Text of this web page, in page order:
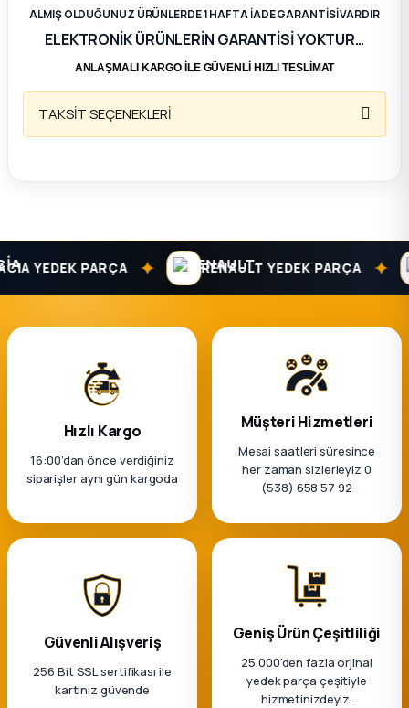
Parça
ALMIŞ OLDUĞUNUZ ÜRÜNLERDE 1 HAFTA İADE GARANTİSİ VARDIR
ELEKTRONİK ÜRÜNLERİN GARANTİSİ YOKTUR…
ANLAŞMALI KARGO İLE GÜVENLİ HIZLI TESLİMAT
TAKSİT SEÇENEKLERİ
YEDEK PARÇA ✦ RENAULT YEDEK PARÇA ✦
Hızlı Kargo
16:00’dan önce verdiğiniz
siparişler aynı gün kargoda
Müşteri Hizmetleri
Mesai saatleri süresince
her zaman sizlerleyiz 0
(538) 658 57 92
Güvenli Alışveriş
256 Bit SSL sertifikası ile
kartınız güvende
Geniş Ürün Çeşitliliği
25.000'den fazla orjinal
yedek parça çeşitiyle
hizmetinizdeyiz.